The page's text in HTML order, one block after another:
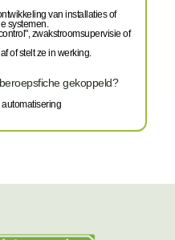
van installaties of
systemen.
zwakstroomsupervisie of
of stelt ze in werking.
gekoppeld?